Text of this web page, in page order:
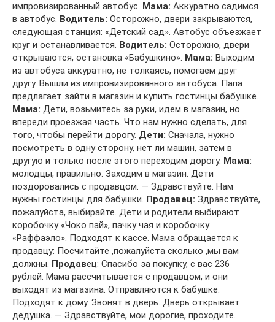
импровизированный автобус. Мама: Аккуратно садимся
в автобус. Водитель: Осторожно, двери закрываются,
следующая станция: «Детский сад». Автобус объезжает
круг и останавливается. Водитель: Осторожно, двери
открываются, остановка «Бабушкино». Мама: Выходим
из автобуса аккуратно, не толкаясь, помогаем друг
другу. Вышли из импровизированного автобуса. Папа
предлагает зайти в магазин и купить гостинцы бабушке.
Мама: Дети, возьмитесь за руки, идем в магазин, но
впереди проезжая часть. Что нам нужно сделать, для
того, чтобы перейти дорогу. Дети: Сначала, нужно
посмотреть в одну сторону, нет ли машин, затем в
другую и только после этого переходим дорогу. Мама:
молодцы, правильно. Заходим в магазин. Дети
поздоровались с продавцом. — Здравствуйте. Нам
нужны гостинцы для бабушки. Продавец: Здравствуйте,
пожалуйста, выбирайте. Дети и родители выбирают
коробочку «Чоко пай», пачку чая и коробочку
«Раффаэло». Подходят к кассе. Мама обращается к
продавцу: Посчитайте ,пожалуйста сколько ,мы вам
должны. Продавец: Спасибо за покупку, с вас 236
рублей. Мама рассчитывается с продавцом, и они
выходят из магазина. Отправляются к бабушке.
Подходят к дому. Звонят в дверь. Дверь открывает
дедушка. — Здравствуйте, мои дорогие, проходите.